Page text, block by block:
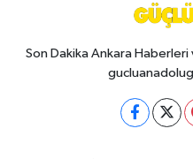
Son Dakika Ankara